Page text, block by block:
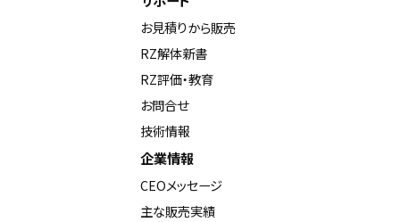
お見積りから販売
RZ解体新書
RZ評価・教育
お問合せ
技術情報
企業情報
CEOメッセージ
主な販売実績